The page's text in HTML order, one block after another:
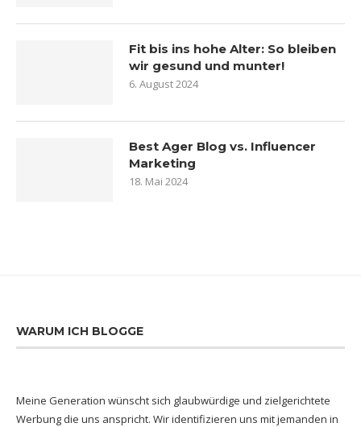
Fit bis ins hohe Alter: So bleiben
wir gesund und munter!
6. August 2024
Best Ager Blog vs. Influencer
Marketing
18. Mai 2024
WARUM ICH BLOGGE
Meine Generation wünscht sich glaubwürdige und zielgerichtete
Werbung die uns anspricht. Wir identifizieren uns mit jemanden in